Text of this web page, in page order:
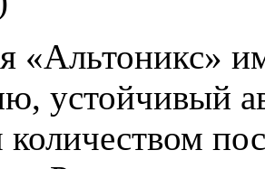
«Альтоникс»
устойчивый